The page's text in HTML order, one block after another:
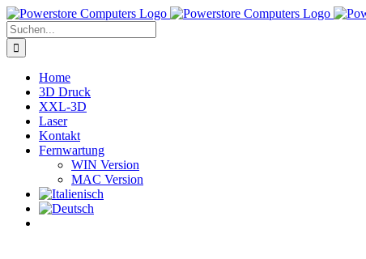
Zum
Inhalt
springen
Suche
nach:
Home
3D Druck
XXL-3D
Laser
Kontakt
Fernwartung
WIN Version
MAC Version